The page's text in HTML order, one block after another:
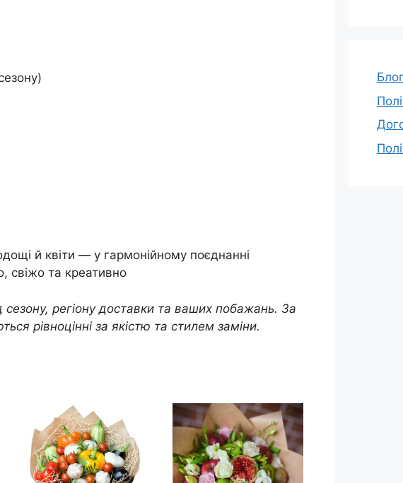
й квіти — у гармонійному поєднанні
свіжо та креативно
регіону доставки та ваших побажань. За
рівноцінні за якістю та стилем заміни.
Блог